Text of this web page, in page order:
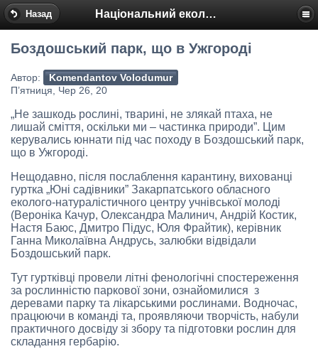
Назад Національний еколого-натуралістичний центр
Боздошський парк, що в Ужгороді
Автор:
Komendantov Volodumur
П’ятниця, Чер 26, 20
„Не зашкодь рослині, тварині, не злякай птаха, не
лишай сміття, оскільки ми – частинка природи”. Цим
керувались юннати під час походу в Боздошський парк,
що в Ужгороді.
Нещодавно, після послаблення карантину, вихованці
гуртка „Юні садівники” Закарпатського обласного
еколого-натуралістичного центру учнівської молоді
(Вероніка Качур, Олександра Малинич, Андрій Костик,
Настя Баюс, Дмитро Підус, Юля Фрайтик), керівник
Ганна Миколаївна Андрусь, залюбки відвідали
Боздошський парк.
Тут гуртківці провели літні фенологічні спостереження
за рослинністю паркової зони, ознайомилися з
деревами парку та лікарськими рослинами. Водночас,
працюючи в команді та, проявляючи творчість, набули
практичного досвіду зі збору та підготовки рослин для
складання гербарію.